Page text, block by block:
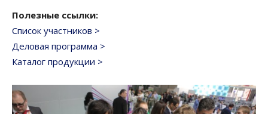
Полезные ссылки:
Список участников >
Деловая программа >
Каталог продукции >